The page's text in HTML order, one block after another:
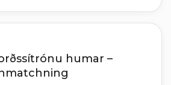
humar –